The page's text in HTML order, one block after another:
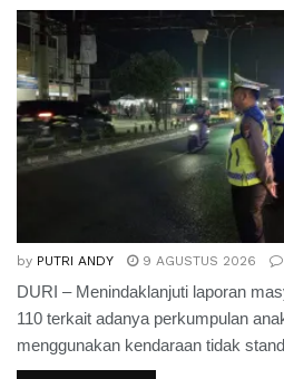
by PUTRI ANDY 9 AGUSTUS 2026
DURI – Menindaklanjuti laporan
110 terkait adanya perkumpulan
menggunakan kendaraan tidak